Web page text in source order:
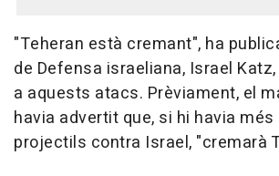
"Teheran està cremant", ha
de Defensa israeliana, Israel
a aquests atacs. Prèviament, el
havia advertit que, si hi havia
projectils contra Israel, "cremarà